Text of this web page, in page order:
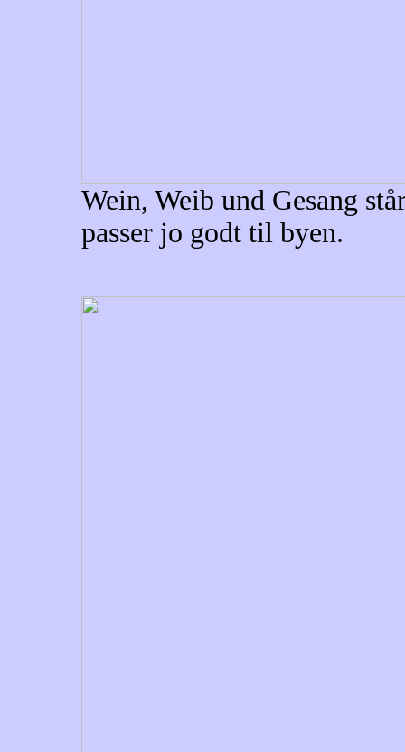
Wein, Weib und Gesang
passer jo godt til byen.